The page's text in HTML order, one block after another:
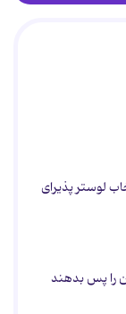
لوستر پذیرای